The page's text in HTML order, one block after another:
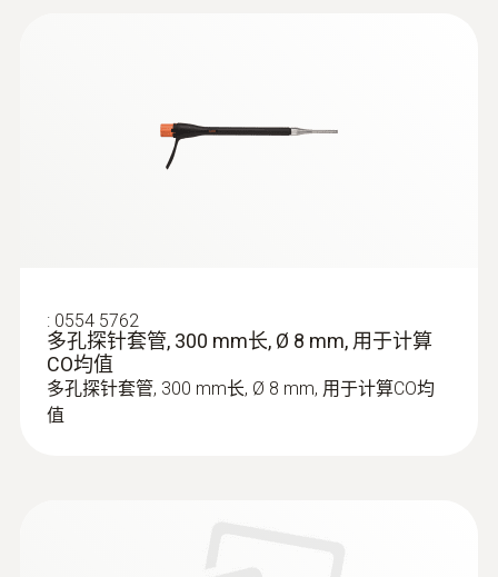
: 0554 5762
多孔探针套管, 300 mm长, Ø 8 mm, 用于计算
CO均值
多孔探针套管, 300 mm长, Ø 8 mm, 用于计算CO均
值